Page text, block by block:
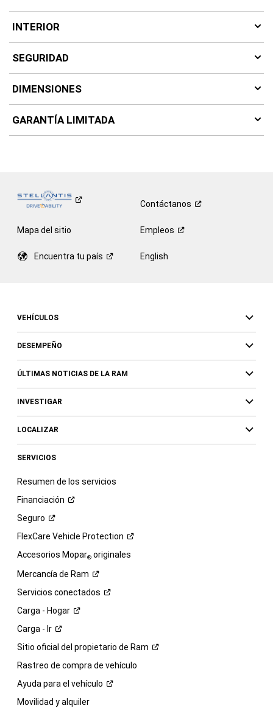
INTERIOR
SEGURIDAD
DIMENSIONES
GARANTÍA LIMITADA
Contáctanos
Mapa del sitio Empleos
Encuentra tu país English
VEHÍCULOS
DESEMPEÑO
ÚLTIMAS NOTICIAS DE LA RAM
INVESTIGAR
LOCALIZAR
SERVICIOS
Resumen de los servicios
Financiación
Seguro
FlexCare Vehicle Protection
Accesorios Mopar®originales
Mercancía de Ram
Servicios conectados
Carga - Hogar
Carga - Ir
Sitio oficial del propietario de Ram
Rastreo de compra de vehículo
Ayuda para el vehículo
Movilidad y alquiler